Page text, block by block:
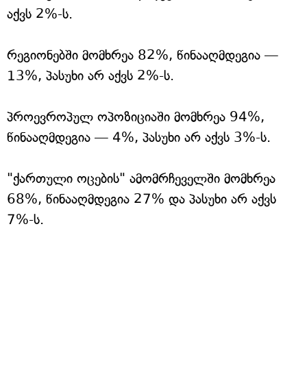
აქვს 2%-ს.
რეგიონებში მომხრეა 82%, წინააღმდეგია —
13%, პასუხი არ აქვს 2%-ს.
პროევროპულ ოპოზიციაში მომხრეა 94%,
წინააღმდეგია — 4%, პასუხი არ აქვს 3%-ს.
"ქართული ოცების" ამომრჩეველში მომხრეა
68%, წინააღმდეგია 27% და პასუხი არ აქვს
7%-ს.